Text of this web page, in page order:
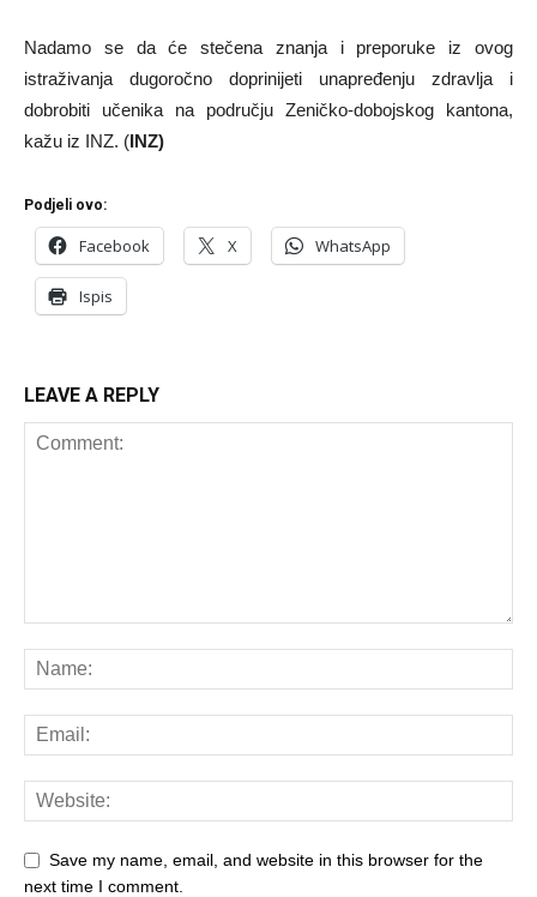
Nadamo se da će stečena znanja i preporuke iz ovog
istraživanja dugoročno doprinijeti unapređenju zdravlja i
dobrobiti učenika na području Zeničko-dobojskog kantona,
kažu iz INZ. (INZ)
Podjeli ovo:
Facebook X WhatsApp
Ispis
LEAVE A REPLY
Save my name, email, and website in this browser for the
next time I comment.